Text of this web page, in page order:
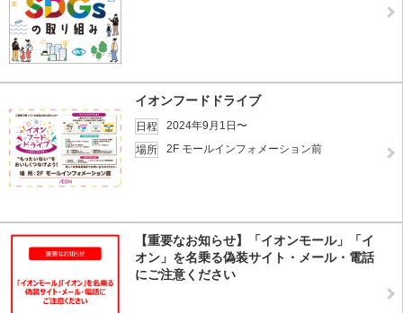
イオンフードドライブ
日程
2024年9月1日〜
場所
2F モールインフォメーション前
【重要なお知らせ】「イオンモール」「イ
オン」を名乗る偽装サイト・メール・電話
にご注意ください